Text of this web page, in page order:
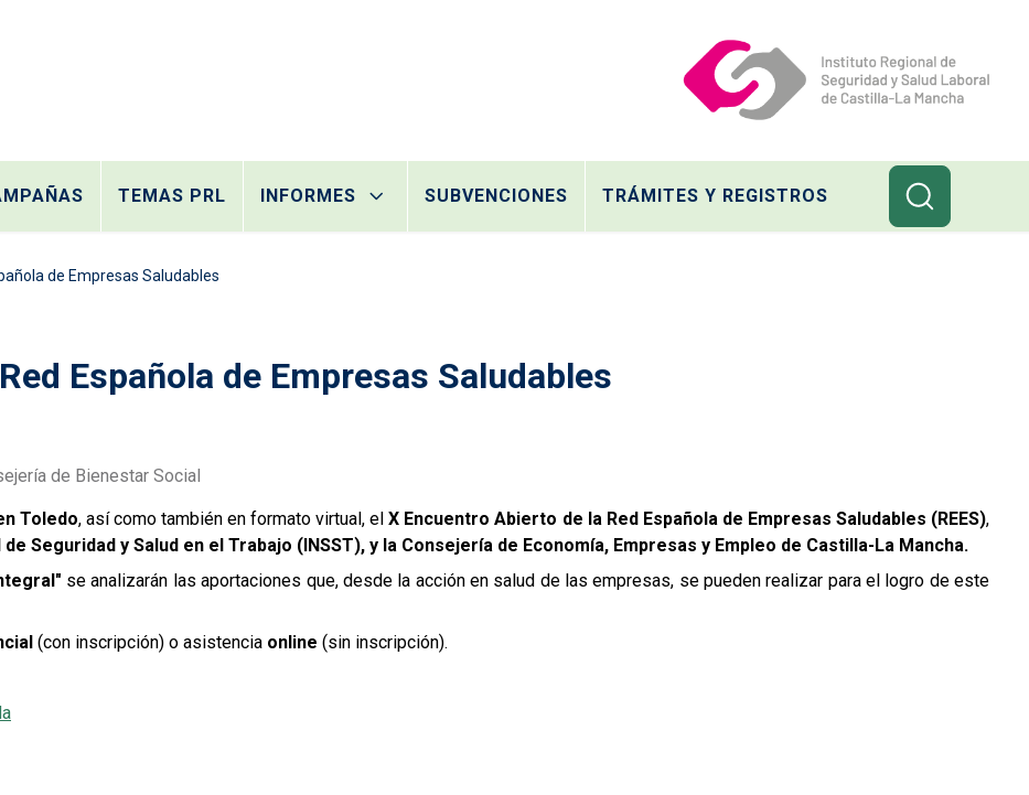
TEMAS PRL INFORMES SUBVENCIONES TRÁMITES Y REGISTROS
de Empresas Saludables
Española de Empresas Saludables
de Bienestar Social
Toledo, así como también en formato virtual, elX Encuentro Abierto de la Red Española de Empresas Saludables (REES),
Seguridad y Salud en el Trabajo (INSST), y la Consejería de Economía, Empresas y Empleo de Castilla-La Mancha.
se analizarán las aportaciones que, desde la acción en salud de las empresas, se pueden realizar para el logro de este
(con inscripción) o asistencia online (sin inscripción).